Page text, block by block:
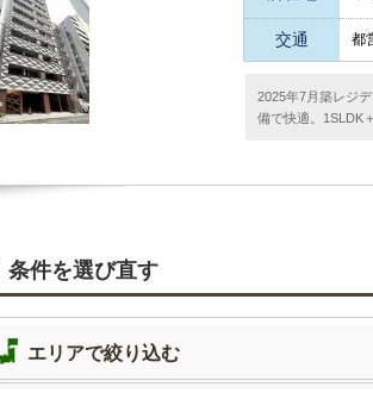
交通 都
2025年7月築レジ
備で快適。1SLDK
条件を選び直す
エリアで絞り込む